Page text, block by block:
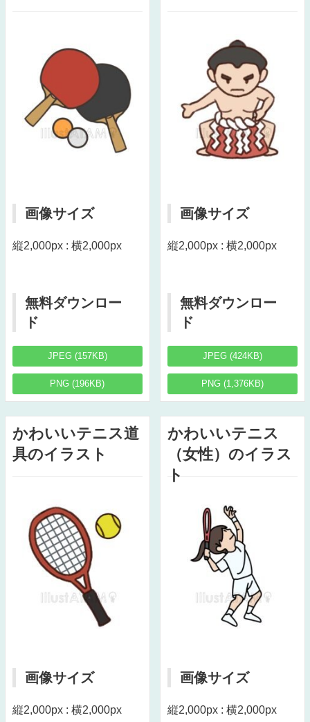
画像サイズ
縦2,000px : 横2,000px
無料ダウンロー
ド
JPEG (157KB)
PNG (196KB)
画像サイズ
縦2,000px : 横2,000px
無料ダウンロー
ド
JPEG (424KB)
PNG (1,376KB)
かわいいテニス道
具のイラスト
画像サイズ
縦2,000px : 横2,000px
かわいいテニス
（女性）のイラス
ト
画像サイズ
縦2,000px : 横2,000px